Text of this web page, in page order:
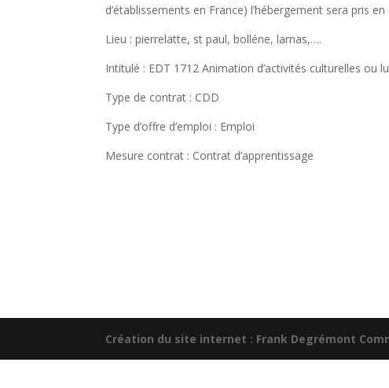
d’établissements en France) l’hébergement sera pris
Lieu : pierrelatte, st paul, bolléne, larnas,….
Intitulé : EDT 1712 Animation d’activités culturelles ou
Type de contrat : CDD
Type d’offre d’emploi : Emploi
Mesure contrat : Contrat d’apprentissage
Création du site internet : Frank Degrémont